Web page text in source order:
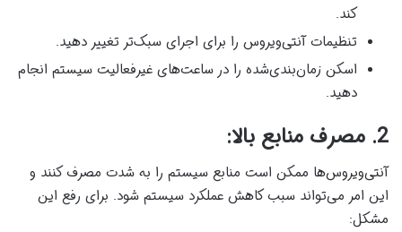
کند.
تنظیمات آنتی‌ویروس را برای اجرای سبک‌تر تغییر دهید.
اسکن زمان‌بندی‌شده را در ساعت‌های غیرفعالیت سیستم انجام
دهید.
2. مصرف منابع بالا:
آنتی‌ویروس‌ها ممکن است منابع سیستم را به شدت مصرف کنند و
این امر می‌تواند سبب کاهش عملکرد سیستم شود. برای رفع این
مشکل: